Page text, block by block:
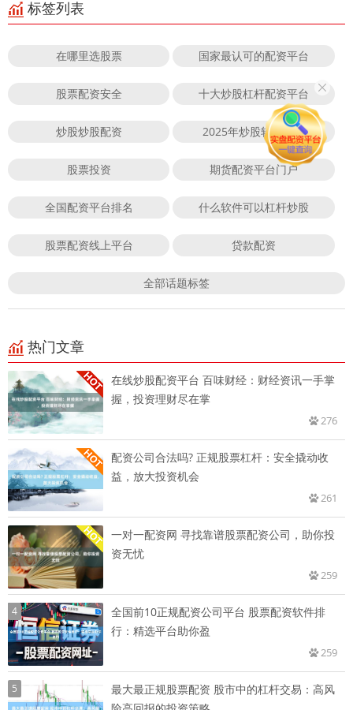
标签列表
在哪里选股票 国家最认可的配资平台
股票配资安全 十大炒股杠杆配资平台
炒股炒股配资 2025年炒股软件下载
股票投资 期货配资平台门户
全国配资平台排名 什么软件可以杠杆炒股
股票配资线上平台 贷款配资
全部话题标签
热门文章
在线炒股配资平台 百味财经：财经资讯一手掌
握，投资理财尽在掌
276
配资公司合法吗? 正规股票杠杆：安全撬动收
益，放大投资机会
261
一对一配资网 寻找靠谱股票配资公司，助你投
资无忧
259
4
全国前10正规配资公司平台 股票配资软件排
行：精选平台助你盈
259
5
最大最正规股票配资 股市中的杠杆交易：高风